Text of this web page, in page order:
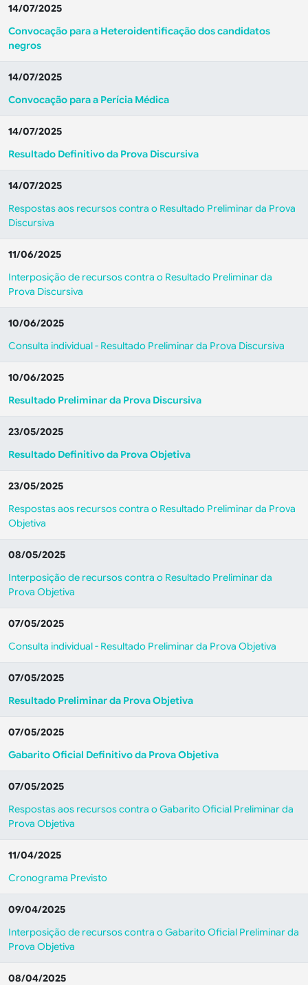
14/07/2025
Convocação para a Heteroidentificação dos candidatos
negros
14/07/2025
Convocação para a Perícia Médica
14/07/2025
Resultado Definitivo da Prova Discursiva
14/07/2025
Respostas aos recursos contra o Resultado Preliminar da Prova
Discursiva
11/06/2025
Interposição de recursos contra o Resultado Preliminar da
Prova Discursiva
10/06/2025
Consulta individual - Resultado Preliminar da Prova Discursiva
10/06/2025
Resultado Preliminar da Prova Discursiva
23/05/2025
Resultado Definitivo da Prova Objetiva
23/05/2025
Respostas aos recursos contra o Resultado Preliminar da Prova
Objetiva
08/05/2025
Interposição de recursos contra o Resultado Preliminar da
Prova Objetiva
07/05/2025
Consulta individual - Resultado Preliminar da Prova Objetiva
07/05/2025
Resultado Preliminar da Prova Objetiva
07/05/2025
Gabarito Oficial Definitivo da Prova Objetiva
07/05/2025
Respostas aos recursos contra o Gabarito Oficial Preliminar da
Prova Objetiva
11/04/2025
Cronograma Previsto
09/04/2025
Interposição de recursos contra o Gabarito Oficial Preliminar da
Prova Objetiva
08/04/2025